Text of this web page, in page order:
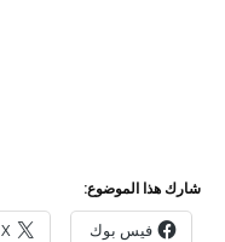
شارك هذا الموضوع:
فيس بوك X